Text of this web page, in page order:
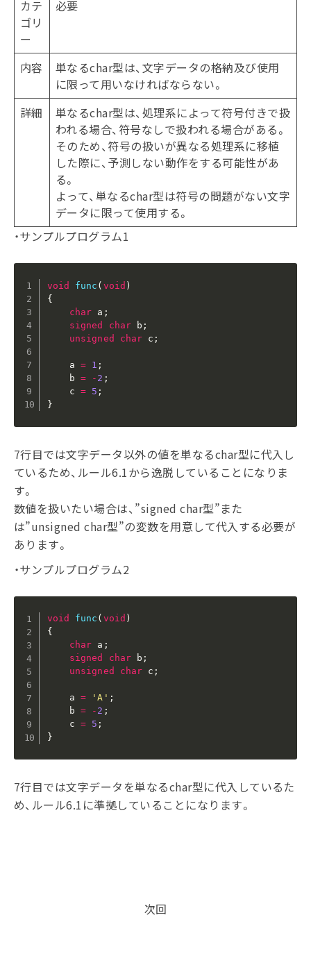
カテ
ゴリ
ー
必要
内容
単なるchar型は、文字データの格納及び使用
に限って用いなければならない。
詳細
単なるchar型は、処理系によって符号付きで扱
われる場合、符号なしで扱われる場合がある。
そのため、符号の扱いが異なる処理系に移植
した際に、予測しない動作をする可能性があ
る。
よって、単なるchar型は符号の問題がない文字
データに限って使用する。
・サンプルプログラム1
void func ( void )
{
char a ;
signed
char b ;
unsigned
char c ;
    a
= 1 ;
    b
= - 2 ;
    c
= 5 ;
}
7行目では文字データ以外の値を単なるchar型に代入し
ているため、ルール6.1から逸脱していることになりま
す。
数値を扱いたい場合は、”signed char型”また
は”unsigned char型”の変数を用意して代入する必要が
あります。
・サンプルプログラム2
void func ( void )
{
char a ;
signed
char b ;
unsigned
char c ;
    a
= 'A' ;
    b
= - 2 ;
    c
= 5 ;
}
7行目では文字データを単なるchar型に代入しているた
め、ルール6.1に準拠していることになります。
次回